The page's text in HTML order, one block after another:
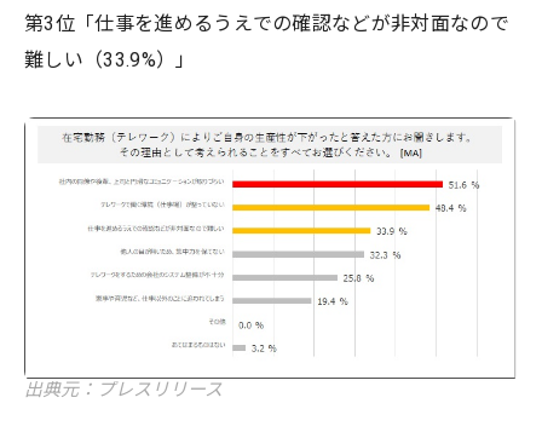
第3位「仕事を進めるうえでの確認などが非対面なので
難しい（33.9%）」
出典元：プレスリリース